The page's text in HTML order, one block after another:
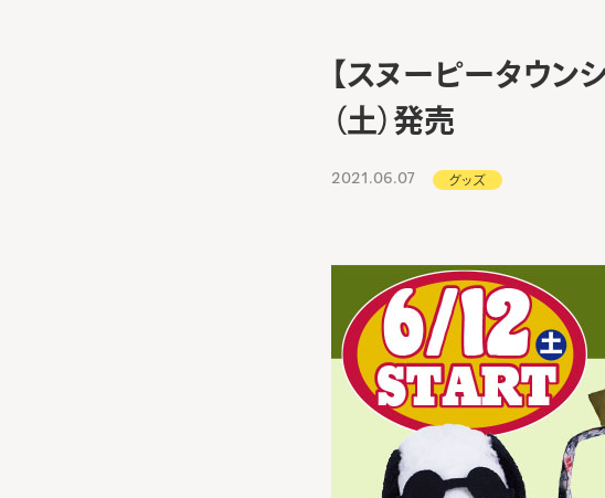
【スヌーピータウン
（土）発売
2021.06.07 グッズ